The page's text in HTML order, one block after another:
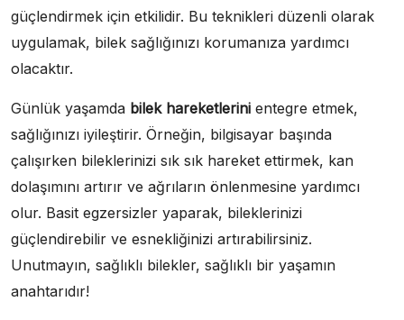
güçlendirmek için etkilidir. Bu teknikleri düzenli olarak
uygulamak, bilek sağlığınızı korumanıza yardımcı
olacaktır.
Günlük yaşamda bilek hareketlerini entegre etmek,
sağlığınızı iyileştirir. Örneğin, bilgisayar başında
çalışırken bileklerinizi sık sık hareket ettirmek, kan
dolaşımını artırır ve ağrıların önlenmesine yardımcı
olur. Basit egzersizler yaparak, bileklerinizi
güçlendirebilir ve esnekliğinizi artırabilirsiniz.
Unutmayın, sağlıklı bilekler, sağlıklı bir yaşamın
anahtarıdır!